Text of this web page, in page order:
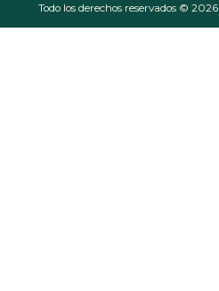
Todo los derechos reservados © 2026